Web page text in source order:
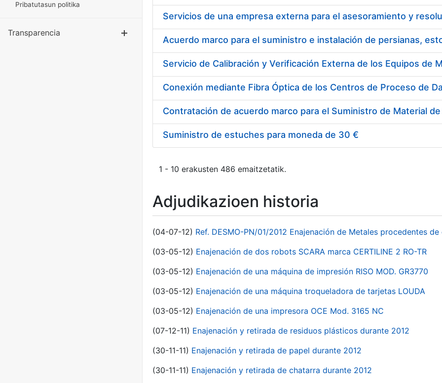
Pribatutasun politika
Transparencia Erakutsi/Ezkutatu
Acuerdo marco para el suministro e instalación de persianas,
Suministro de estuches para moneda de 30 €
1 - 10 erakusten 486 emaitzetatik.
Adjudikazioen historia
(04-07-12) Ref. DESMO-PN/01/2012 Enajenación de Metales procedentes
(03-05-12) Enajenación de dos robots SCARA marca CERTILINE 2 RO-TR
(03-05-12) Enajenación de una máquina de impresión RISO MOD. GR3770
(03-05-12) Enajenación de una máquina troqueladora de tarjetas LOUDA
(03-05-12) Enajenación de una impresora OCE Mod. 3165 NC
(07-12-11) Enajenación y retirada de residuos plásticos durante 2012
(30-11-11) Enajenación y retirada de papel durante 2012
(30-11-11) Enajenación y retirada de chatarra durante 2012